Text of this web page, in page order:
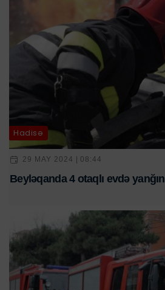
Hadisə
29 MAY 2024 | 08:44
Beyləqanda 4 otaqlı evdə yanğın